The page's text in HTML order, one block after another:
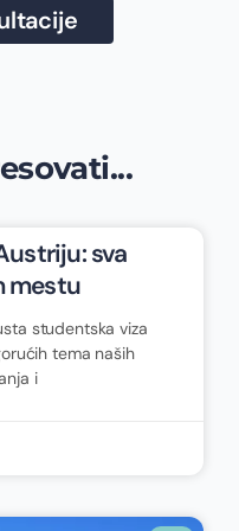
sva
mestu
studentska viza
tema naših
i